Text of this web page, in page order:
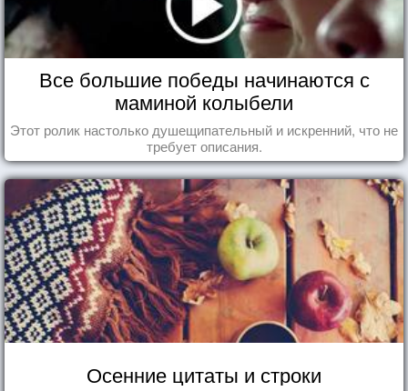
Все большие победы начинаются с
маминой колыбели
Этот ролик настолько душещипательный и искренний, что не
требует описания.
Осенние цитаты и строки